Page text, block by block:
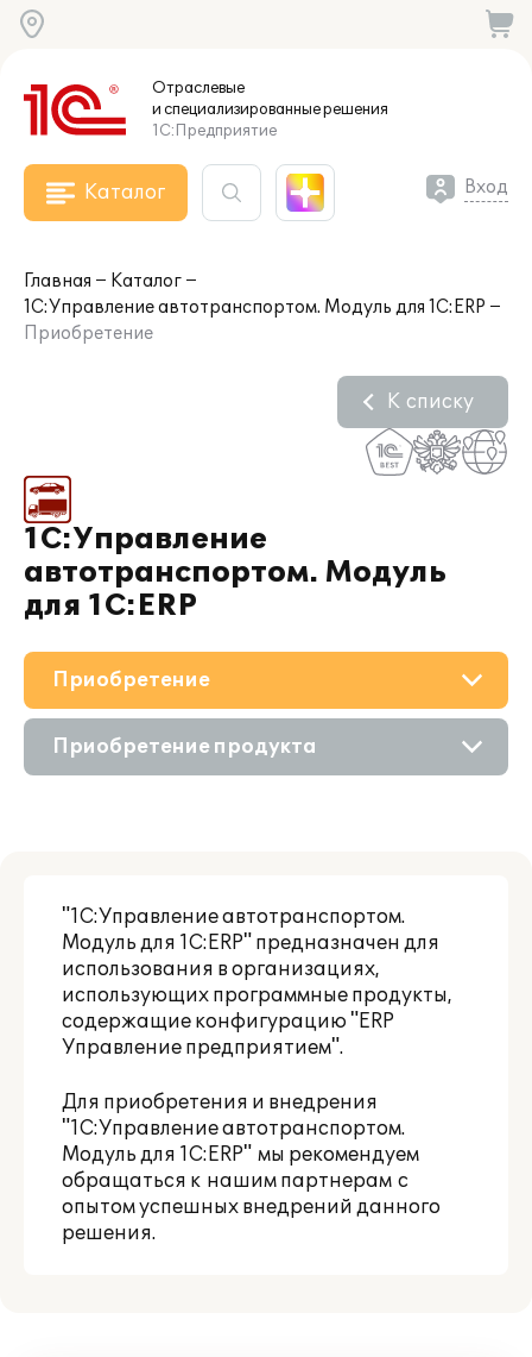
Отраслевые
и специализированныерешения
1С:Предприятие
Каталог Вход
Главная
Каталог
1С:Управление автотранспортом. Модуль для 1С:ERP
Приобретение
1С:Управление
автотранспортом. Модуль
для 1С:ERP
К списку
О решении
Приобретение
Партнерам
Приобретение продукта
"1С:Управление автотранспортом.
Модуль для 1С:ERP" предназначен для
использования в организациях,
использующих программные продукты,
содержащие конфигурацию "ERP
Управление предприятием".
Для приобретения и внедрения
"1С:Управление автотранспортом.
Модуль для 1С:ERP" мы рекомендуем
обращаться к нашим партнерам с
опытом успешных внедрений данного
решения.